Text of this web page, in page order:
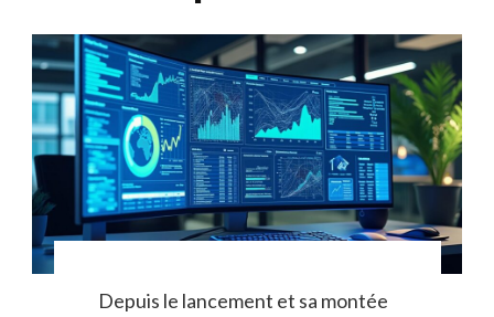
Depuis le lancement et sa montée